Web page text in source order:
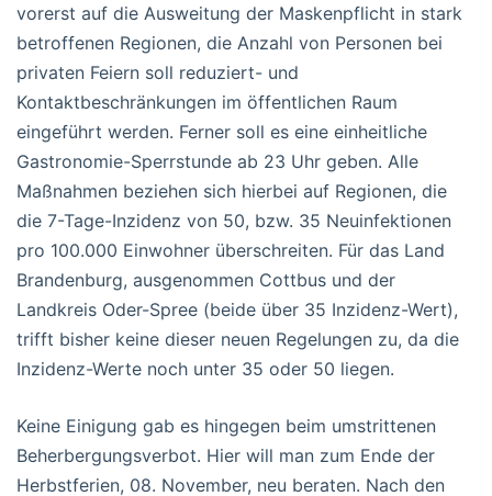
vorerst auf die Ausweitung der Maskenpflicht in stark
betroffenen Regionen, die Anzahl von Personen bei
privaten Feiern soll reduziert- und
Kontaktbeschränkungen im öffentlichen Raum
eingeführt werden. Ferner soll es eine einheitliche
Gastronomie-Sperrstunde ab 23 Uhr geben. Alle
Maßnahmen beziehen sich hierbei auf Regionen, die
die 7-Tage-Inzidenz von 50, bzw. 35 Neuinfektionen
pro 100.000 Einwohner überschreiten. Für das Land
Brandenburg, ausgenommen Cottbus und der
Landkreis Oder-Spree (beide über 35 Inzidenz-Wert),
trifft bisher keine dieser neuen Regelungen zu, da die
Inzidenz-Werte noch unter 35 oder 50 liegen.
Keine Einigung gab es hingegen beim umstrittenen
Beherbergungsverbot. Hier will man zum Ende der
Herbstferien, 08. November, neu beraten. Nach den